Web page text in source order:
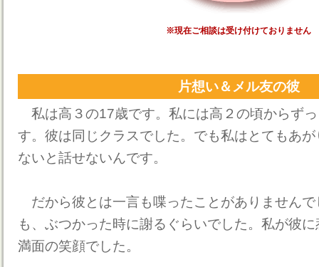
※現在ご相談は受け付けておりません
片想い＆メル友の彼
私は高３の17歳です。私には高２の頃からず
す。彼は同じクラスでした。でも私はとてもあ
ないと話せないんです。
だから彼とは一言も喋ったことがありませんで
も、ぶつかった時に謝るぐらいでした。私が彼
満面の笑顔でした。